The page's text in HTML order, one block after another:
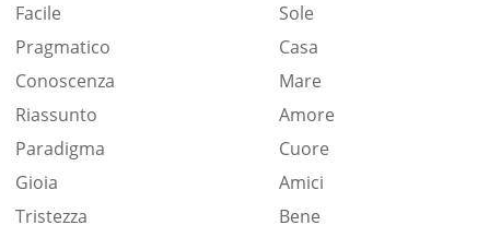
Facile
Pragmatico
Conoscenza
Riassunto
Paradigma
Gioia
Tristezza
Sole
Casa
Mare
Amore
Cuore
Amici
Bene